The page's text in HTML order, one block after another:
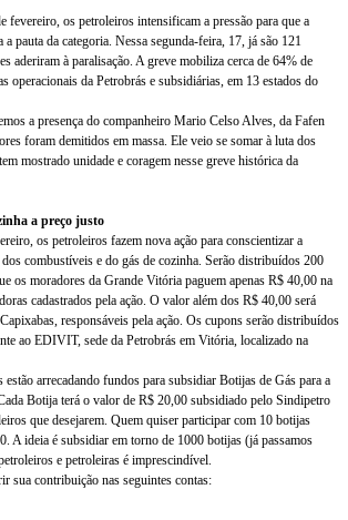
fevereiro, os petroleiros intensificam a pressão para que a
a pauta da categoria. Nessa segunda-feira, 17, já são 121
aderiram à paralisação. A greve mobiliza cerca de 64% de
operacionais da Petrobrás e subsidiárias, em 13 estados do
a presença do companheiro Mario Celso Alves, da Fafen
foram demitidos em massa. Ele veio se somar à luta dos
mostrado unidade e coragem nesse greve histórica da
a preço justo
os petroleiros fazem nova ação para conscientizar a
combustíveis e do gás de cozinha. Serão distribuídos 200
os moradores da Grande Vitória paguem apenas R$ 40,00 na
cadastrados pela ação. O valor além dos R$ 40,00 será
responsáveis pela ação. Os cupons serão distribuídos
ao EDIVIT, sede da Petrobrás em Vitória, localizado na
arrecadando fundos para subsidiar Botijas de Gás para a
Botija terá o valor de R$ 20,00 subsidiado pelo Sindipetro
que desejarem. Quem quiser participar com 10 botijas
A ideia é subsidiar em torno de 1000 botijas (já passamos
e petroleiras é imprescindível.
sua contribuição nas seguintes contas: